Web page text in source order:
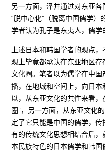
另一方面，泽井通过对东亚各
“脱中心化”（脱离中国儒学
学者认为孔子是东夷人，儒学
上述日本和韩国学者的观点
观上毕竟都承认在东亚地区
文化圈。笔者以为儒学在中
播，在地域和空间上，向日
以，从东亚文化的共性来看
圈”，另一方面，从东亚文化
定了它只能是中国的儒学，
有的传统文化思想相结合后
本民族特色的日本儒学和韩国